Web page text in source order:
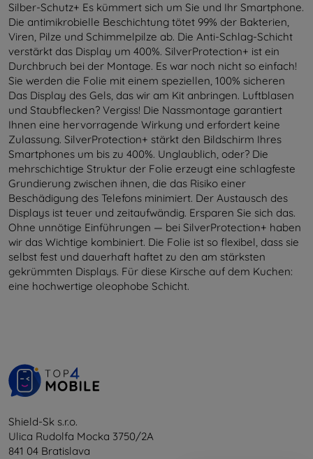
Silber-Schutz+ Es kümmert sich um Sie und Ihr Smartphone.
Die antimikrobielle Beschichtung tötet 99% der Bakterien,
Viren, Pilze und Schimmelpilze ab. Die Anti-Schlag-Schicht
verstärkt das Display um 400%. SilverProtection+ ist ein
Durchbruch bei der Montage. Es war noch nicht so einfach!
Sie werden die Folie mit einem speziellen, 100% sicheren
Das Display des Gels, das wir am Kit anbringen. Luftblasen
und Staubflecken? Vergiss! Die Nassmontage garantiert
Ihnen eine hervorragende Wirkung und erfordert keine
Zulassung. SilverProtection+ stärkt den Bildschirm Ihres
Smartphones um bis zu 400%. Unglaublich, oder? Die
mehrschichtige Struktur der Folie erzeugt eine schlagfeste
Grundierung zwischen ihnen, die das Risiko einer
Beschädigung des Telefons minimiert. Der Austausch des
Displays ist teuer und zeitaufwändig. Ersparen Sie sich das.
Ohne unnötige Einführungen — bei SilverProtection+ haben
wir das Wichtige kombiniert. Die Folie ist so flexibel, dass sie
selbst fest und dauerhaft haftet zu den am stärksten
gekrümmten Displays. Für diese Kirsche auf dem Kuchen:
eine hochwertige oleophobe Schicht.
Shield-Sk s.r.o.
Ulica Rudolfa Mocka 3750/2A
841 04 Bratislava